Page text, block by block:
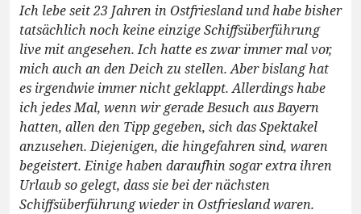
Ich lebe seit 23 Jahren in Ostfriesland und habe bisher
tatsächlich noch keine einzige Schiffsüberführung
live mit angesehen. Ich hatte es zwar immer mal vor,
mich auch an den Deich zu stellen. Aber bislang hat
es irgendwie immer nicht geklappt. Allerdings habe
ich jedes Mal, wenn wir gerade Besuch aus Bayern
hatten, allen den Tipp gegeben, sich das Spektakel
anzusehen. Diejenigen, die hingefahren sind, waren
begeistert. Einige haben daraufhin sogar extra ihren
Urlaub so gelegt, dass sie bei der nächsten
Schiffsüberführung wieder in Ostfriesland waren.